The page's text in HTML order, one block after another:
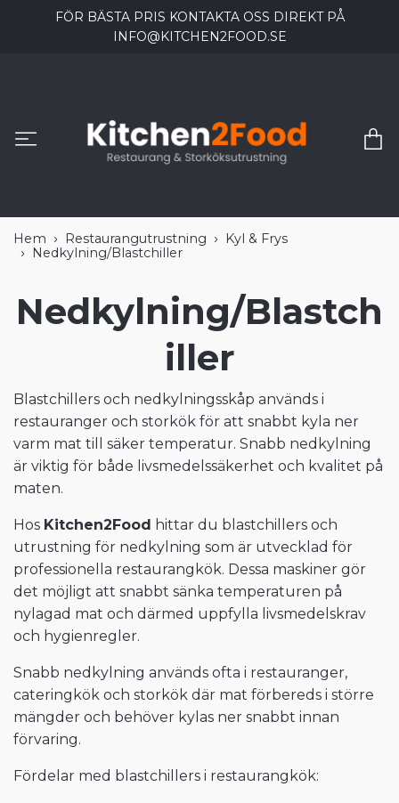
FÖR BÄSTA PRIS KONTAKTA OSS DIREKT PÅ
INFO@KITCHEN2FOOD.SE
Hem Restaurangutrustning
Kyl & Frys
Nedkylning/Blastchiller
Nedkylning/Blastch
iller
Blastchillers och nedkylningsskåp används i
restauranger och storkök för att snabbt kyla ner
varm mat till säker temperatur. Snabb nedkylning
är viktig för både livsmedelssäkerhet och kvalitet på
maten.
Hos Kitchen2Food hittar du blastchillers och
utrustning för nedkylning som är utvecklad för
professionella restaurangkök. Dessa maskiner gör
det möjligt att snabbt sänka temperaturen på
nylagad mat och därmed uppfylla livsmedelskrav
och hygienregler.
Snabb nedkylning används ofta i restauranger,
cateringkök och storkök där mat förbereds i större
mängder och behöver kylas ner snabbt innan
förvaring.
Fördelar med blastchillers i restaurangkök: